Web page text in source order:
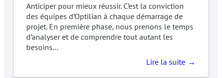
Anticiper pour mieux réussir. C’est la conviction
des équipes d’Optilian à chaque démarrage de
projet. En première phase, nous prenons le temps
d’analyser et de comprendre tout autant les
besoins…
Lire la suite